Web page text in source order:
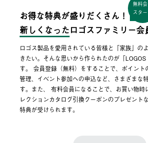
お得な特典が盛りだくさん！
無料会
スター
新しくなった ロゴスファミリー会
ロゴス製品を愛用されている皆様と「家族」の
きたい。そんな思いから作られたのが「
す。 会員登録（無料）をすることで、ポイント
管理、イベント参加への申込など、さまざまな
す。また、 有料会員になることで、お買い物
レクションカタログ引換クーポンのプレゼント
特典が受けられます。